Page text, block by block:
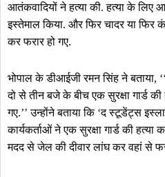
आतंकवादियों ने हत्या की. हत्या के लिए
इस्तेमाल किया. और फिर चादर या फिर
कर फरार हो गए.
भोपाल के डीआईजी रमन सिंह ने बताया,
दो से तीन बजे के बीच एक सुरक्षा गार्ड
गए.’’ उन्होंने बताया कि ‘द स्टूडेंट्स
कार्यकर्ताओं ने एक सुरक्षा गार्ड की
मदद से जेल की दीवार लांघ कर वहां से